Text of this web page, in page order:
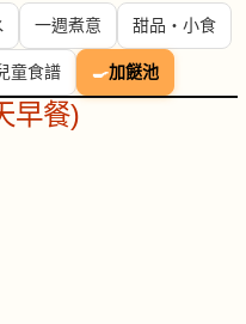
一週煮意 甜品・小食
童食譜 🍳加餸池
早餐)